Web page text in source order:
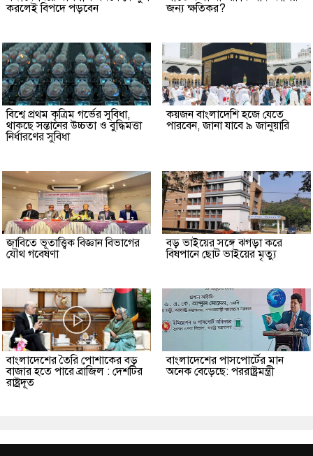
করলেই বিপদে পড়বেন
জন্য ক্ষতিকর?
বিশ্বে প্রথম কৃত্রিম গর্ভের সুবিধা,
থাকছে সন্তানের উচ্চতা ও বুদ্ধিমত্তা
নির্ধারণের সুবিধা
কয়জন বাংলাদেশি হজে যেতে
পারবেন, জানা যাবে ৯ জানুয়ারি
জাবিতে ভূতাত্ত্বিক বিজ্ঞান বিভাগের
যৌথ গবেষণা
বড় ভাইয়ের সঙ্গে ঝগড়া করে
বিষপানে ছোট ভাইয়ের মৃত্যু
বাংলাদেশের তৈরি পোশাকের বড়
বাজার হতে পারে ব্রাজিল : দেশটির
রাষ্ট্রদূত
বাংলাদেশের পাসপোর্টের মান
অনেক বেড়েছে: পররাষ্ট্রমন্ত্রী